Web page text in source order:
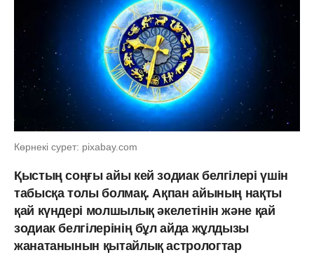
Көрнекі сурет: pixabay.com
Қыстың соңғы айы кей зодиак белгілері үшін
табысқа толы болмақ. Ақпан айының нақты
қай күндері молшылық әкелетінін және қай
зодиак белгілерінің бұл айда жұлдызы
жанатанынын қытайлық астрологтар